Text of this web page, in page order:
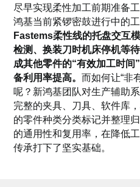
尽早实现柔性加工前期准备
鸿基当前紧锣密鼓进行中的工
Fastems柔性线的托盘交互
检测、换装刀时机床停机等
成其他零件的“有效加工时
备利用率提高。而如何让“非
呢？新鸿基团队对生产辅助
完整的夹具、刀具、软件库
的零件种类分类标记并整理
的通用性和复用率，在降低
传承打下了坚实基础。